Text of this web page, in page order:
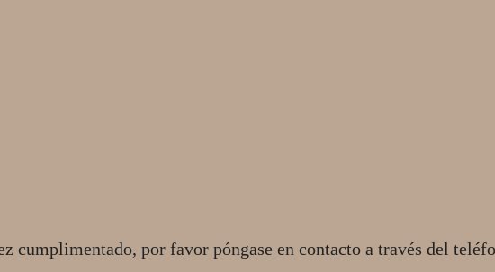
cumplimentado, por favor póngase en contacto a través del